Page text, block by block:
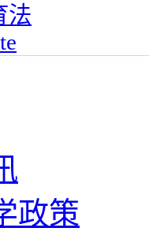
法
政策